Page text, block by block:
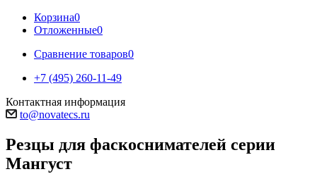
Корзина0
Отложенные0
Сравнение товаров0
+7 (495) 260-11-49
Контактная информация
to@novatecs.ru
Резцы для фаскоснимателей серии
Мангуст